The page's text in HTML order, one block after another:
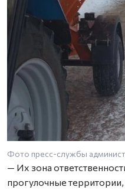
Фото пресс-службы
— Их зона
прогулочные